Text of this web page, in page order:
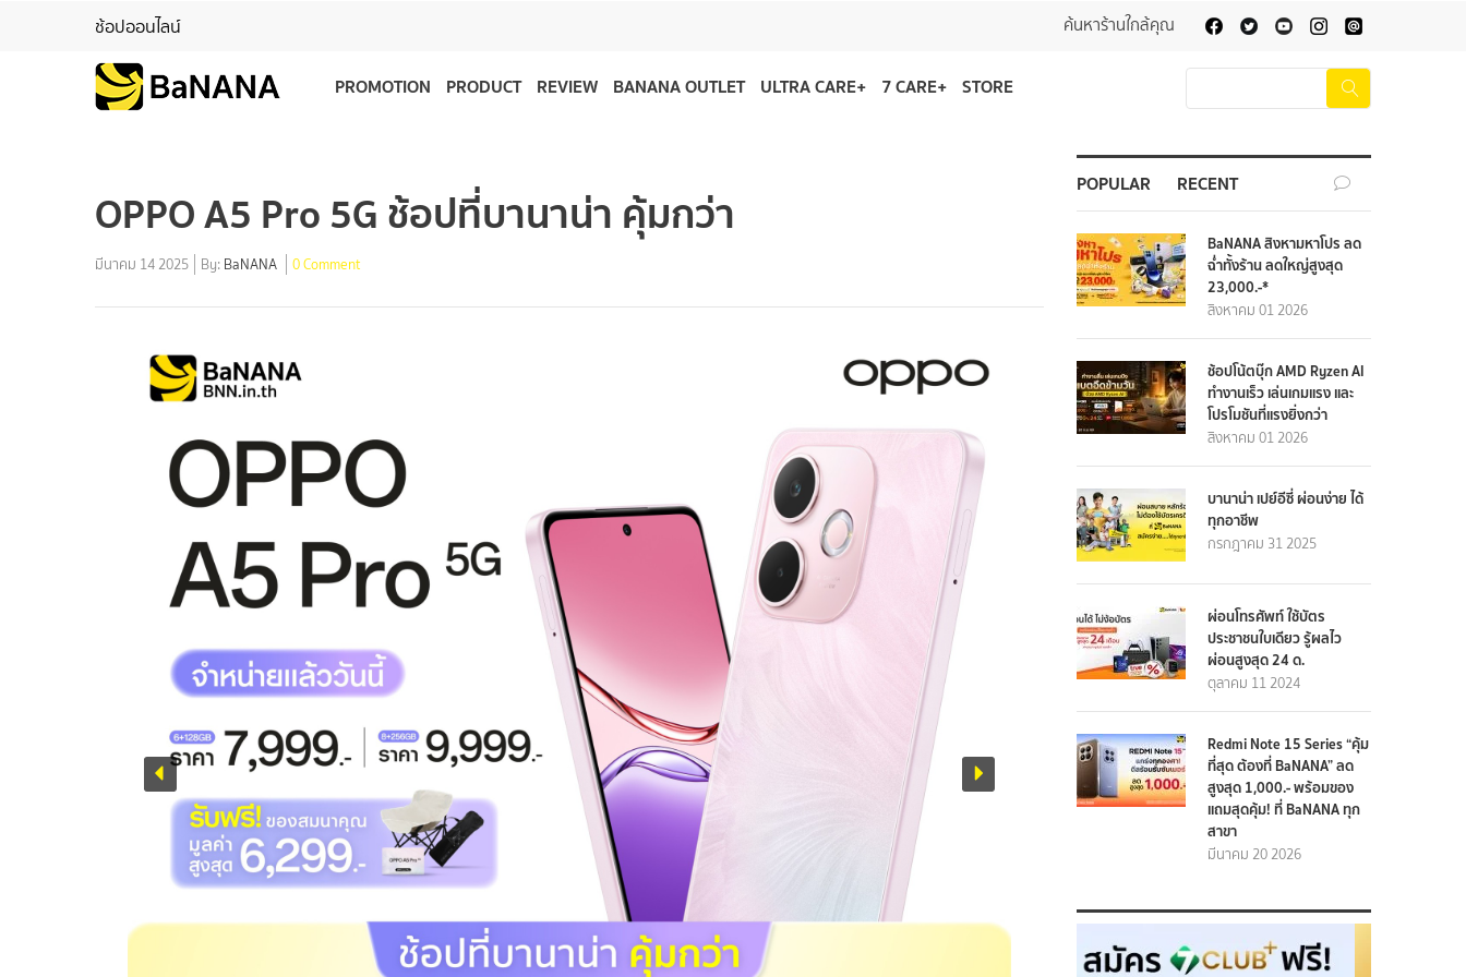
ช้อปออนไลน์ ค้นหาร้านใกล้คุณ
PROMOTION PRODUCT REVIEW BANANA OUTLET ULTRA CARE+ 7 CARE+ STORE
OPPO A5 Pro 5G ช้อปที่บานาน่า คุ้มกว่า
มีนาคม 14 2025 By: BaNANA 0 Comment
POPULAR RECENT
BaNANA สิงหามหาโปร ลด
ฉ่ำทั้งร้าน ลดใหญ่สูงสุด
23,000.-*
สิงหาคม 01 2026
ช้อปโน้ตบุ๊ก AMD Ryzen AI
ทำงานเร็ว เล่นเกมแรง และ
โปรโมชันที่แรงยิ่งกว่า
สิงหาคม 01 2026
บานาน่า เปย์อีซี่ ผ่อนง่าย ได้
ทุกอาชีพ
กรกฎาคม 31 2025
ผ่อนโทรศัพท์ ใช้บัตร
ประชาชนใบเดียว รู้ผลไว
ผ่อนสูงสุด 24 ด.
ตุลาคม 11 2024
Redmi Note 15 Series “คุ้ม
ที่สุด ต้องที่ BaNANA” ลด
สูงสุด 1,000.- พร้อมของ
แถมสุดคุ้ม! ที่ BaNANA ทุก
สาขา
มีนาคม 20 2026